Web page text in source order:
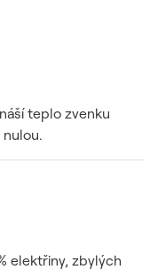
teplo zvenku
elektřiny, zbylých